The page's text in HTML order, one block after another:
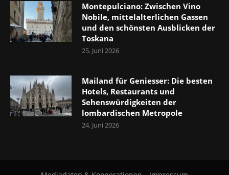
Montepulciano: Zwischen Vino
Nobile, mittelalterlichen Gassen
und den schönsten Ausblicken der
Toskana
25. Juni 2026
Mailand für Geniesser: Die besten
Hotels, Restaurants und
Sehenswürdigkeiten der
lombardischen Metropole
24. Juni 2026